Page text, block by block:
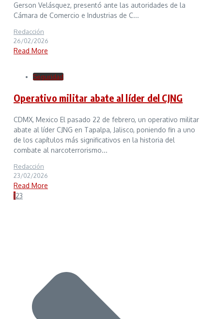
Gerson Velásquez, presentó ante las autoridades de la
Cámara de Comercio e Industrias de C...
Redacción
26/02/2026
Read More
Seguridad
Operativo militar abate al líder del CJNG
CDMX, Mexico El pasado 22 de febrero, un operativo militar
abate al líder CJNG en Tapalpa, Jalisco, poniendo fin a uno
de los capítulos más significativos en la historia del
combate al narcoterrorismo...
Redacción
23/02/2026
Read More
123